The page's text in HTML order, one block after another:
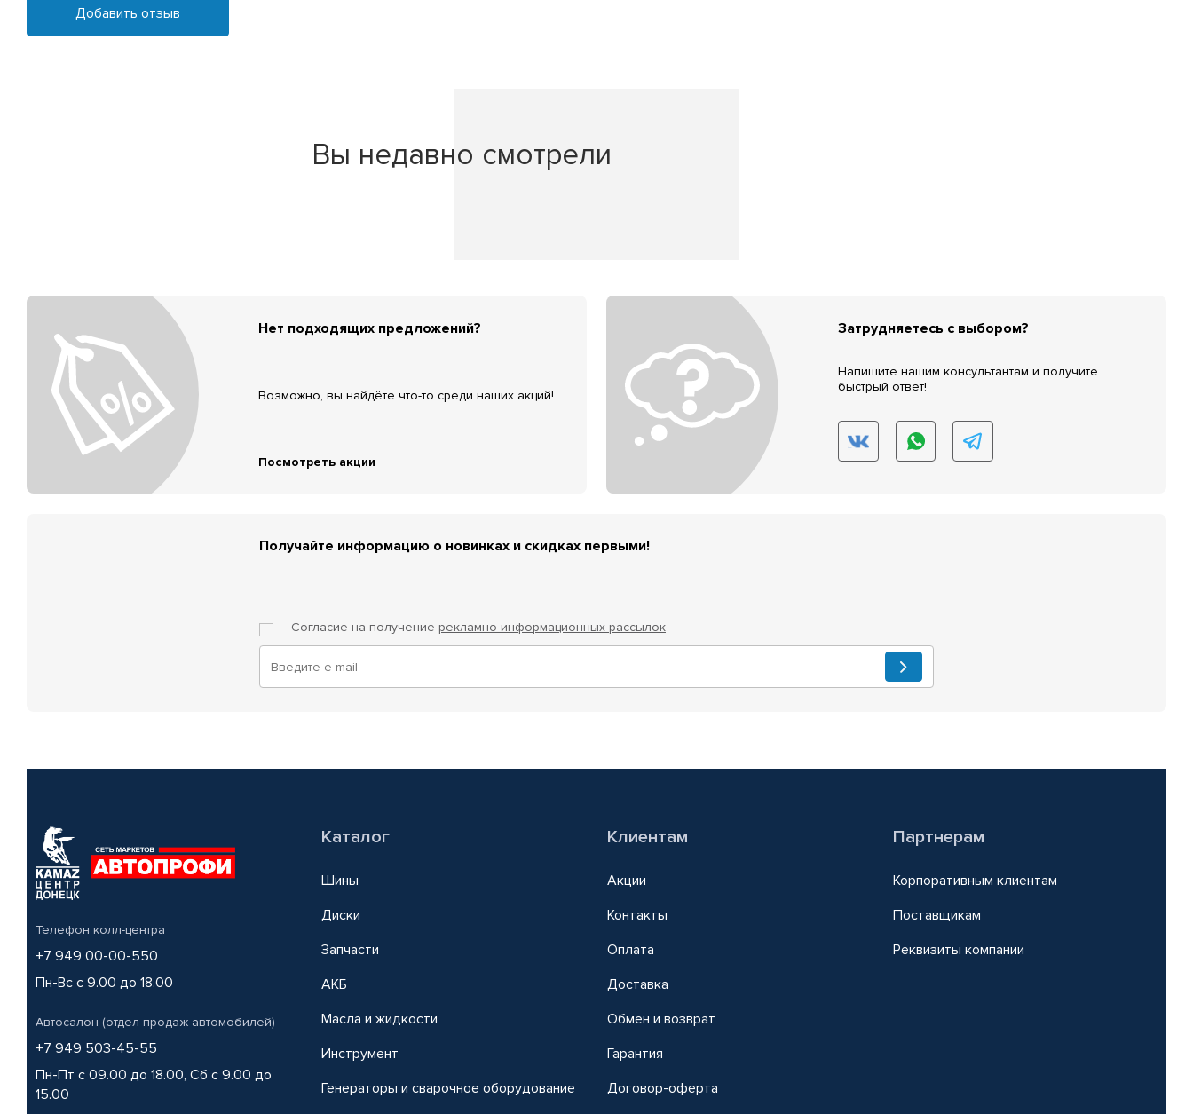
Добавить отзыв
Вы недавно смотрели
Нет подходящих предложений?
Возможно, вы найдёте что-то среди наших акций!
Посмотреть акции
Затрудняетесь с выбором?
Напишите нашим консультантам и получите
быстрый ответ!
Получайте информацию о новинках и скидках первыми!
Согласие на получение рекламно-информационных рассылок
Телефон колл-центра
+7 949 00-00-550
Пн-Вс с 9.00 до 18.00
Автосалон (отдел продаж автомобилей)
+7 949 503-45-55
Пн-Пт с 09.00 до 18.00, Сб с 9.00 до
15.00
Каталог
Шины
Диски
Запчасти
АКБ
Масла и жидкости
Инструмент
Генераторы и сварочное оборудование
Клиентам
Акции
Контакты
Оплата
Доставка
Обмен и возврат
Гарантия
Договор-оферта
Партнерам
Корпоративным клиентам
Поставщикам
Реквизиты компании